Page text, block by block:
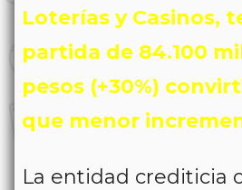
Loterías y Casinos,
partida de 84.100
pesos (+30%)
que menor
La entidad crediticia